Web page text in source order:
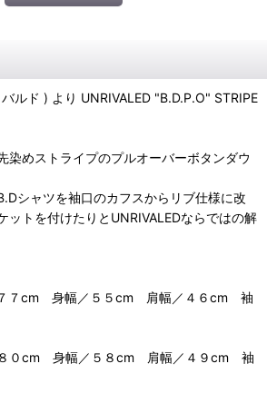
ルド ) より UNRIVALED "B.D.P.O" STRIPE
染めストライプのプルオーバーボタンダウ
シャツを袖口のカフスからリブ仕様に改
ットを付けたりとUNRIVALEDならではの解
７７cm 身幅／５５cm 肩幅／４６cm 袖
８０cm 身幅／５８cm 肩幅／４９cm 袖